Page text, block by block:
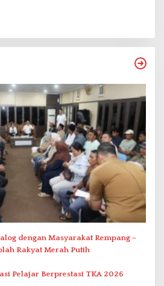
dengan Masyarakat Rempang –
Rakyat Merah Putih
Pelajar Berprestasi TKA 2026